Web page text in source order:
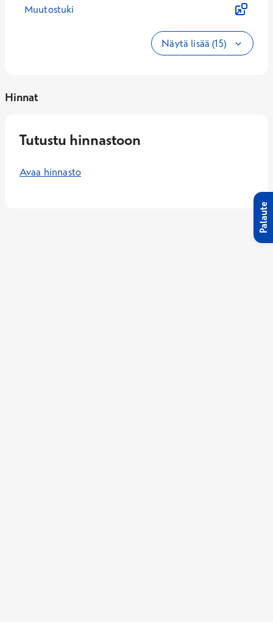
Muutostuki
Näytä lisää (15)
Hinnat
Tutustu hinnastoon
Avaa hinnasto
Palaute